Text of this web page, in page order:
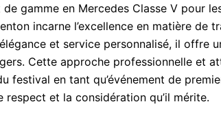
gamme en Mercedes Classe V pour
incarne l’excellence en matière de
et service personnalisé, il offre
Cette approche professionnelle et
festival en tant qu’événement de
et la considération qu’il mérite.